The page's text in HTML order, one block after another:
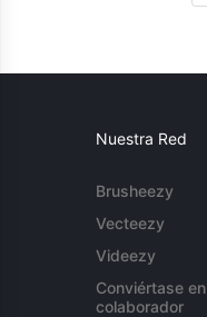
Nuestra Red
Brusheezy
Vecteezy
Videezy
Conviértase en
colaborador